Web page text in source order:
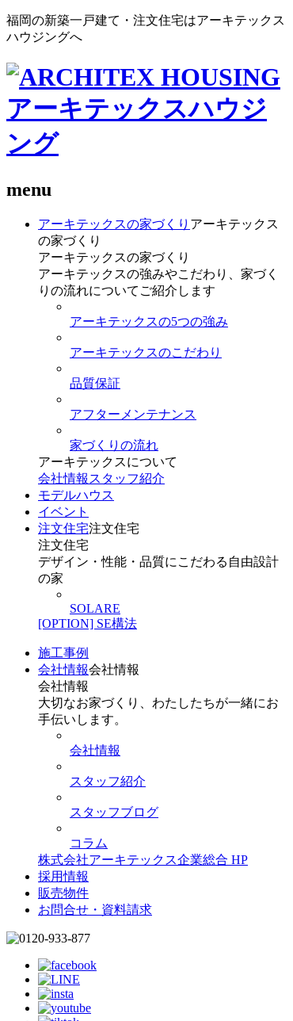
福岡の新築一戸建て・注文住宅はアーキテックス
ハウジングへ
menu
アーキテックスの家づくり アーキテックス
の家づくり
アーキテックスの家づくり
アーキテックスの強みやこだわり、家づく
りの流れについてご紹介します
アーキテックスの5つの強み
アーキテックスのこだわり
品質保証
アフターメンテナンス
家づくりの流れ
アーキテックスについて
会社情報 スタッフ紹介
モデルハウス
イベント
注文住宅注文住宅
注文住宅
デザイン・性能・品質にこだわる自由設計
の家
SOLARE
[OPTION] SE構法
施工事例
会社情報会社情報
会社情報
大切なお家づくり、わたしたちが一緒にお
手伝いします。
会社情報
スタッフ紹介
スタッフブログ
コラム
株式会社アーキテックス企業総合 HP
採用情報
販売物件
お問合せ・資料請求